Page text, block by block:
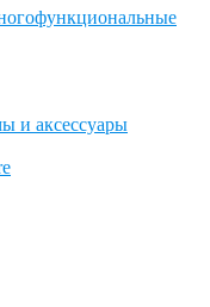
и аксессуары